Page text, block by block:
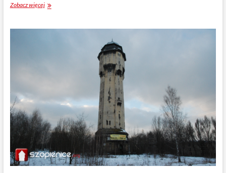
Zobacz więcejK
p
j
s
k
a
i
n